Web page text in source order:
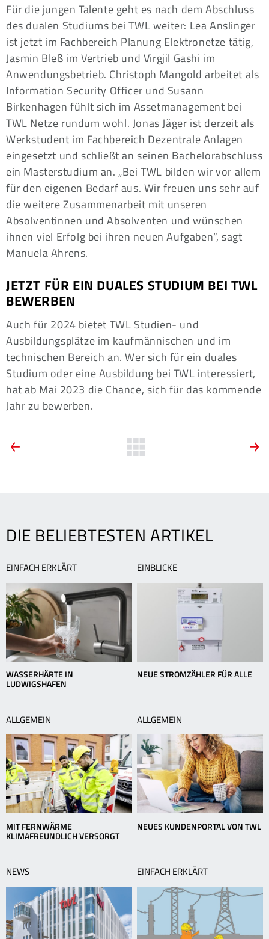
Für die jungen Talente geht es nach dem Abschluss
des dualen Studiums bei TWL weiter: Lea Anslinger
ist jetzt im Fachbereich Planung Elektronetze tätig,
Jasmin Bleß im Vertrieb und Virgjil Gashi im
Anwendungsbetrieb. Christoph Mangold arbeitet als
Information Security Officer und Susann
Birkenhagen fühlt sich im Assetmanagement bei
TWL Netze rundum wohl. Jonas Jäger ist derzeit als
Werkstudent im Fachbereich Dezentrale Anlagen
eingesetzt und schließt an seinen Bachelorabschluss
ein Masterstudium an. „Bei TWL bilden wir vor allem
für den eigenen Bedarf aus. Wir freuen uns sehr auf
die weitere Zusammenarbeit mit unseren
Absolventinnen und Absolventen und wünschen
ihnen viel Erfolg bei ihren neuen Aufgaben“, sagt
Manuela Ahrens.
JETZT FÜR EIN DUALES STUDIUM BEI TWL
BEWERBEN
Auch für 2024 bietet TWL Studien- und
Ausbildungsplätze im kaufmännischen und im
technischen Bereich an. Wer sich für ein duales
Studium oder eine Ausbildung bei TWL interessiert,
hat ab Mai 2023 die Chance, sich für das kommende
Jahr zu bewerben.
ARTIKEL-
Zurück
DIE BELIEBTESTEN ARTIKEL
EINFACH ERKLÄRT
WASSERHÄRTE IN
LUDWIGSHAFEN
EINBLICKE
NEUE STROMZÄHLER FÜR ALLE
ALLGEMEIN
MIT FERNWÄRME
KLIMAFREUNDLICH VERSORGT
ALLGEMEIN
NEUES KUNDENPORTAL VON TWL
NEWS EINFACH ERKLÄRT